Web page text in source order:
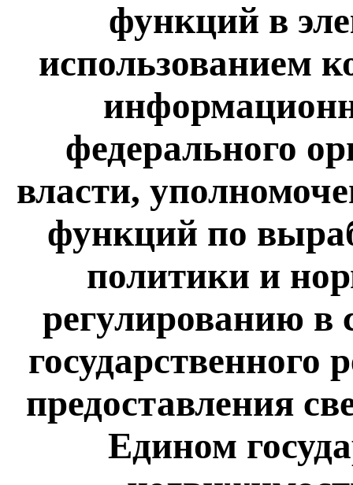
функций в
использованием
федерального
власти,
функций по
политики и
регулированию в
государственного
предоставления
Едином